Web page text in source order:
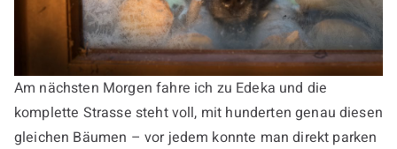
Am nächsten Morgen fahre ich zu Edeka und die
komplette Strasse steht voll, mit hunderten genau diesen
gleichen Bäumen – vor jedem konnte man direkt parken